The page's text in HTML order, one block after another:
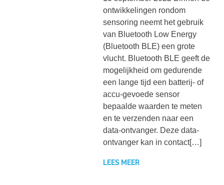
ontwikkelingen rondom
sensoring neemt het gebruik
van Bluetooth Low Energy
(Bluetooth BLE) een grote
vlucht. Bluetooth BLE geeft de
mogelijkheid om gedurende
een lange tijd een batterij- of
accu-gevoede sensor
bepaalde waarden te meten
en te verzenden naar een
data-ontvanger. Deze data-
ontvanger kan in contact[…]
LEES MEER